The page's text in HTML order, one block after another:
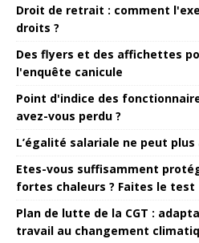
Droit de retrait : comment
droits ?
Des flyers et des affichettes
l'enquête canicule
Point d'indice des
avez-vous perdu ?
L’égalité salariale ne peut
Etes-vous suffisamment
fortes chaleurs ? Faites le test
Plan de lutte de la CGT :
travail au changement